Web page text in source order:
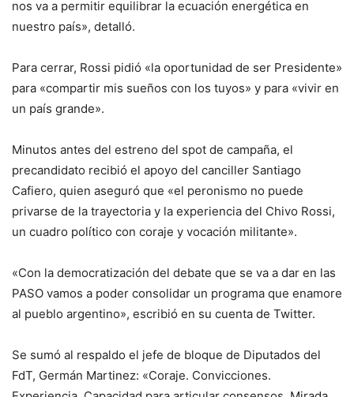
nos va a permitir equilibrar la ecuación energética en
nuestro país», detalló.
Para cerrar, Rossi pidió «la oportunidad de ser Presidente»
para «compartir mis sueños con los tuyos» y para «vivir en
un país grande».
Minutos antes del estreno del spot de campaña, el
precandidato recibió el apoyo del canciller Santiago
Cafiero, quien aseguró que «el peronismo no puede
privarse de la trayectoria y la experiencia del Chivo Rossi,
un cuadro político con coraje y vocación militante».
«Con la democratización del debate que se va a dar en las
PASO vamos a poder consolidar un programa que enamore
al pueblo argentino», escribió en su cuenta de Twitter.
Se sumó al respaldo el jefe de bloque de Diputados del
FdT, Germán Martinez: «Coraje. Convicciones.